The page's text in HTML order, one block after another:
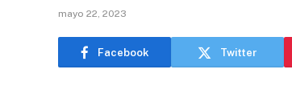
mayo 22, 2023
Facebook Twitter